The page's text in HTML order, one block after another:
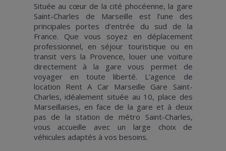
Située au cœur de la cité phocéenne, la gare
Saint-Charles de Marseille est l’une des
principales portes d’entrée du sud de la
France. Que vous soyez en déplacement
professionnel, en séjour touristique ou en
transit vers la Provence, louer une voiture
directement à la gare vous permet de
voyager en toute liberté. L’agence de
location Rent A Car Marseille Gare Saint-
Charles, idéalement située au 10, place des
Marseillaises, en face de la gare et à deux
pas de la station de métro Saint-Charles,
vous accueille avec un large choix de
véhicules adaptés à vos besoins.